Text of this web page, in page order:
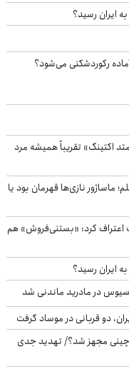
ایران رسید؟
رکوردشکنی می‌شود؟
اکتینگ» تقریباً همیشه مرد
ماساژور نازی‌ها قهرمان بود یا
اعتراف کرد: «بستنی‌فروش» هم
ایران رسید؟
در مادرید ماندنی شد
دو قربانی در موساد گرفت
چینی مجهز شد؟/ تهدید جدی